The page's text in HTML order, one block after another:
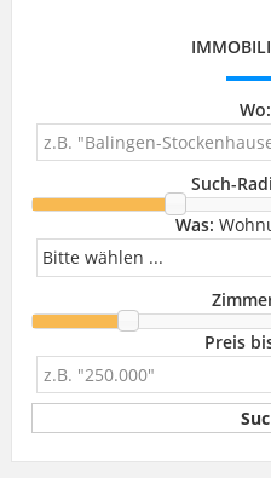
Wo:
Such-
Was:
Preis